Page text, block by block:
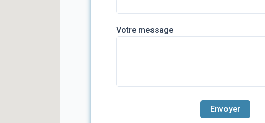
Votre message